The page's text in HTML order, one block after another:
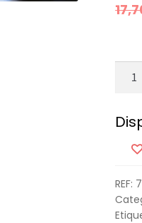
de
Mãos
[Nova
REF: